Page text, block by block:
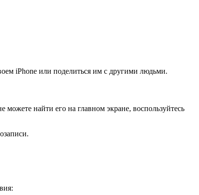
iPhone или поделиться им с другими людьми.
найти его на главном экране, воспользуйтесь